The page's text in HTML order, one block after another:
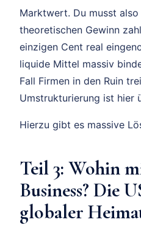
Marktwert. Du musst
theoretischen Gewinn
einzigen Cent real
liquide Mittel massiv
Fall Firmen in den Ruin
Umstrukturierung ist hier
Hierzu gibt es massive
Teil 3: Wohin
Business? Die
globaler